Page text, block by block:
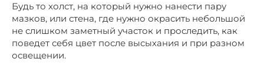
Будь то холст, на который нужно нанести пару
мазков, или стена, где нужно окрасить небольшой
не слишком заметный участок и проследить, как
поведет себя цвет после высыхания и при разном
освещении.